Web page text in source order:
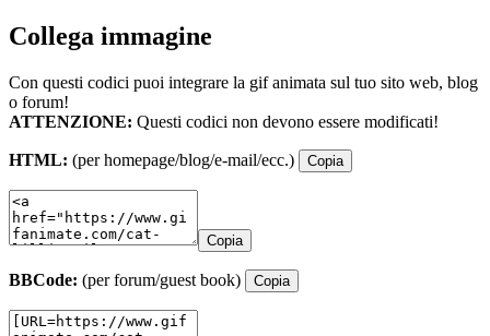
Collega immagine
Con questi codici puoi integrare la gif animata sul tuo sito web, blog
o forum!
ATTENZIONE: Questi codici non devono essere modificati!
HTML: (per homepage/blog/e-mail/ecc.) Copia
Copia
BBCode: (per forum/guest book) Copia